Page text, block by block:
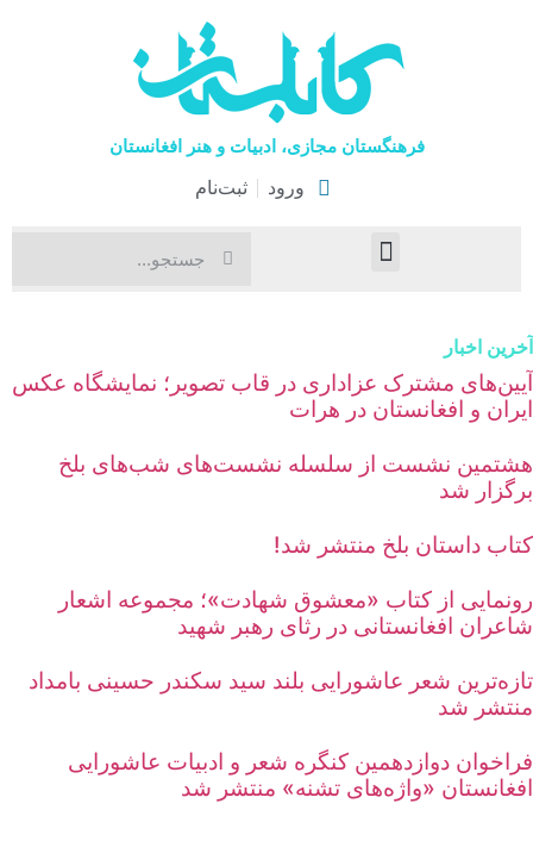
فرهنگستان مجازی، ادبیات و هنر افغانستان
ورود ثبت‌نام
اخبار
مشترک عزاداری در قاب تصویر؛ نمایشگاه عکس
و افغانستان در هرات
نشست از سلسله نشست‌های شب‌های بلخ
شد
داستان بلخ منتشر شد!
از کتاب «معشوق شهادت»؛ مجموعه اشعار
افغانستانی در رثای رهبر شهید
شعر عاشورایی بلند سید سکندر حسینی بامداد
شد
دوازدهمین کنگره شعر و ادبیات عاشورایی
«واژه‌های تشنه» منتشر شد